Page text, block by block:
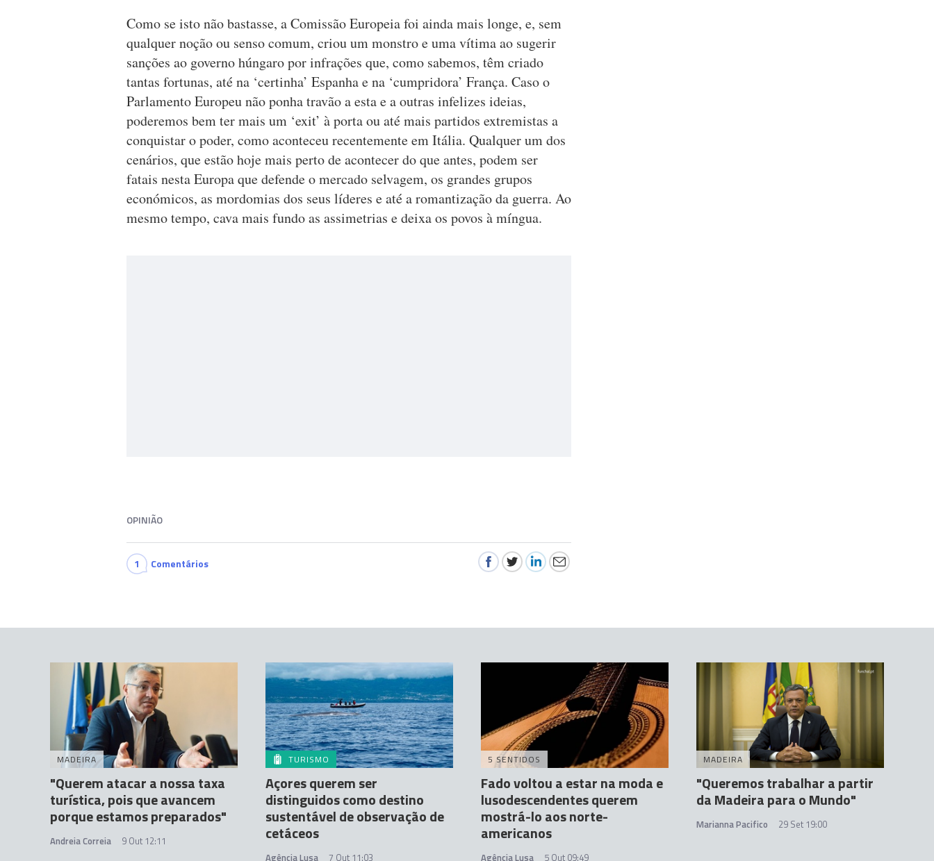
Como se isto não bastasse, a Comissão Europeia foi ainda mais longe, e, sem
qualquer noção ou senso comum, criou um monstro e uma vítima ao sugerir
sanções ao governo húngaro por infrações que, como sabemos, têm criado
tantas fortunas, até na ‘certinha’ Espanha e na ‘cumpridora’ França. Caso o
Parlamento Europeu não ponha travão a esta e a outras infelizes ideias,
poderemos bem ter mais um ‘exit’ à porta ou até mais partidos extremistas a
conquistar o poder, como aconteceu recentemente em Itália. Qualquer um dos
cenários, que estão hoje mais perto de acontecer do que antes, podem ser
fatais nesta Europa que defende o mercado selvagem, os grandes grupos
económicos, as mordomias dos seus líderes e até a romantização da guerra. Ao
mesmo tempo, cava mais fundo as assimetrias e deixa os povos à míngua.
OPINIÃO
1 Comentários
MADEIRA
"Querem atacar a nossa taxa
turística, pois que avancem
porque estamos preparados"
Andreia Correia 9 Out 12:11
TURISMO
Açores querem ser
distinguidos como destino
sustentável de observação de
cetáceos
Agência Lusa 7 Out 11:03
5 SENTIDOS
Fado voltou a estar na moda e
lusodescendentes querem
mostrá-lo aos norte-
americanos
Agência Lusa 5 Out 09:49
MADEIRA
"Queremos trabalhar a partir
da Madeira para o Mundo"
Marianna Pacifico 29 Set 19:00